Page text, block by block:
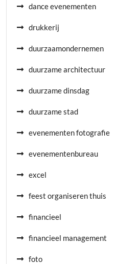
dance evenementen
drukkerij
duurzaamondernemen
duurzame architectuur
duurzame dinsdag
duurzame stad
evenementen fotografie
evenementenbureau
excel
feest organiseren thuis
financieel
financieel management
foto